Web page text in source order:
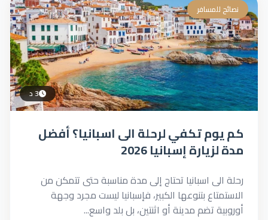
نصائح للمسافر
3 د
كم يوم تكفي لرحلة الى اسبانيا؟ أفضل
مدة لزيارة إسبانيا 2026
رحلة الى اسبانيا تحتاج إلى مدة مناسبة حتى تتمكن من
الاستمتاع بتنوعها الكبير، فإسبانيا ليست مجرد وجهة
أوروبية تضم مدينة أو اثنتين، بل بلد واسع...